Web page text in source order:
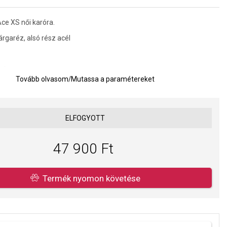
XS női karóra.
alsó rész acél
(véletlen vízzel való érintkezés)
Tovább olvasom/Mutassa a paramétereket
ELFOGYOTT
47 900 Ft
Termék nyomon követése